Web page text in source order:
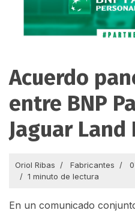
Acuerdo
entre BNP
Jaguar Land
Oriol Ribas Fabricantes
1 minuto de lectura
En un comunicado